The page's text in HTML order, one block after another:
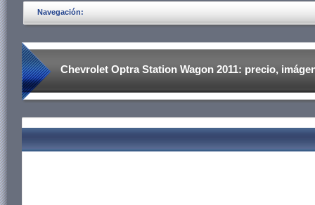
Navegación:
Chevrolet Optra Station Wagon 2011: precio,